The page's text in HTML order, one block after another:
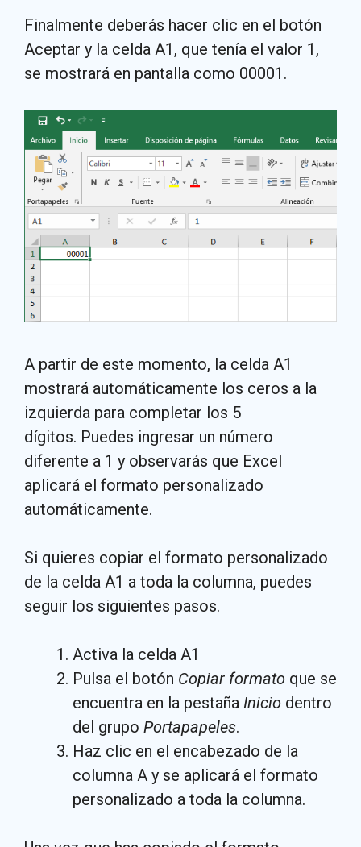
Finalmente deberás hacer clic en el botón
Aceptar y la celda A1, que tenía el valor 1,
se mostrará en pantalla como 00001.
A partir de este momento, la celda A1
mostrará automáticamente los ceros a la
izquierda para completar los 5
dígitos. Puedes ingresar un número
diferente a 1 y observarás que Excel
aplicará el formato personalizado
automáticamente.
Si quieres copiar el formato personalizado
de la celda A1 a toda la columna, puedes
seguir los siguientes pasos.
Activa la celda A1
Pulsa el botón Copiar formato que se
encuentra en la pestaña Inicio dentro
del grupo Portapapeles.
Haz clic en el encabezado de la
columna A y se aplicará el formato
personalizado a toda la columna.